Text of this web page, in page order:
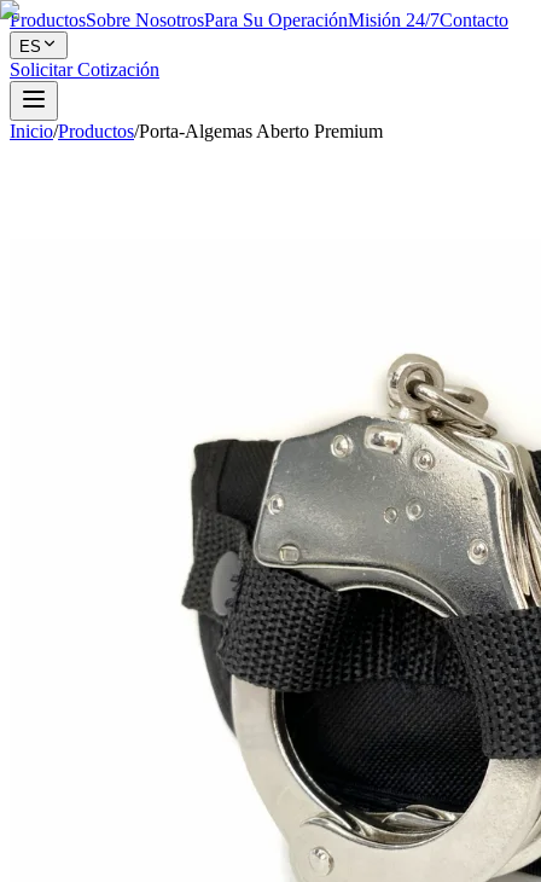
ProductosSobre NosotrosPara Su OperaciónMisión 24/7Contacto
ES
Solicitar Cotización
Inicio/Productos/Porta-Algemas Aberto Premium